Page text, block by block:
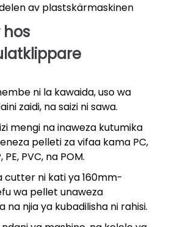
av plastskärmaskinen
hos
ni la kawaida, uso wa
zaidi, na saizi ni sawa.
mengi na inaweza kutumika
pelleti za vifaa kama PC,
PE, PVC, na POM.
cutter ni kati ya 160mm-
wa pellet unaweza
na njia ya kubadilisha ni rahisi.